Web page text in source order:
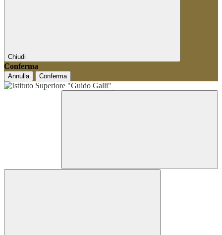
Chiudi
Conferma
Annulla Conferma